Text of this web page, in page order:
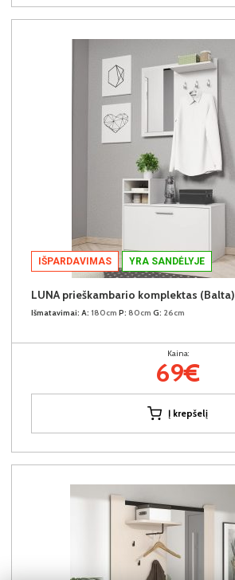
IŠPARDAVIMAS YRA SANDĖLYJE
LUNA prieškambario komplektas (Balta)
Išmatavimai: A: 180cm P: 80cm G: 26cm
Kaina:
69€
Į krepšelį